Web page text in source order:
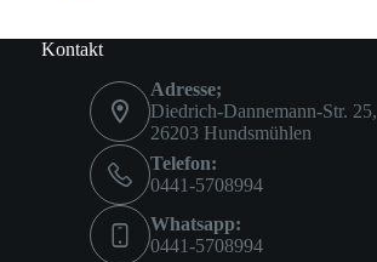
Kontakt
Adresse;
Diedrich-Dannemann-Str. 25,
26203 Hundsmühlen
Telefon:
0441-5708994
Whatsapp:
0441-5708994